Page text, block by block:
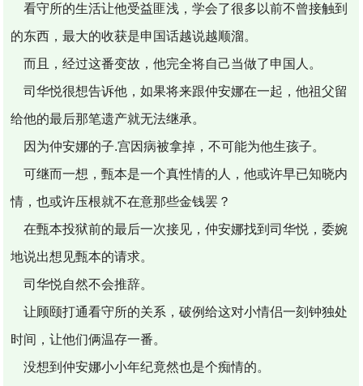
看守所的生活让他受益匪浅，学会了很多以前不曾接触到
的东西，最大的收获是申国话越说越顺溜。
而且，经过这番变故，他完全将自己当做了申国人。
司华悦很想告诉他，如果将来跟仲安娜在一起，他祖父留
给他的最后那笔遗产就无法继承。
因为仲安娜的子.宫因病被拿掉，不可能为他生孩子。
可继而一想，甄本是一个真性情的人，他或许早已知晓内
情，也或许压根就不在意那些金钱罢？
在甄本投狱前的最后一次接见，仲安娜找到司华悦，委婉
地说出想见甄本的请求。
司华悦自然不会推辞。
让顾颐打通看守所的关系，破例给这对小情侣一刻钟独处
时间，让他们俩温存一番。
没想到仲安娜小小年纪竟然也是个痴情的。